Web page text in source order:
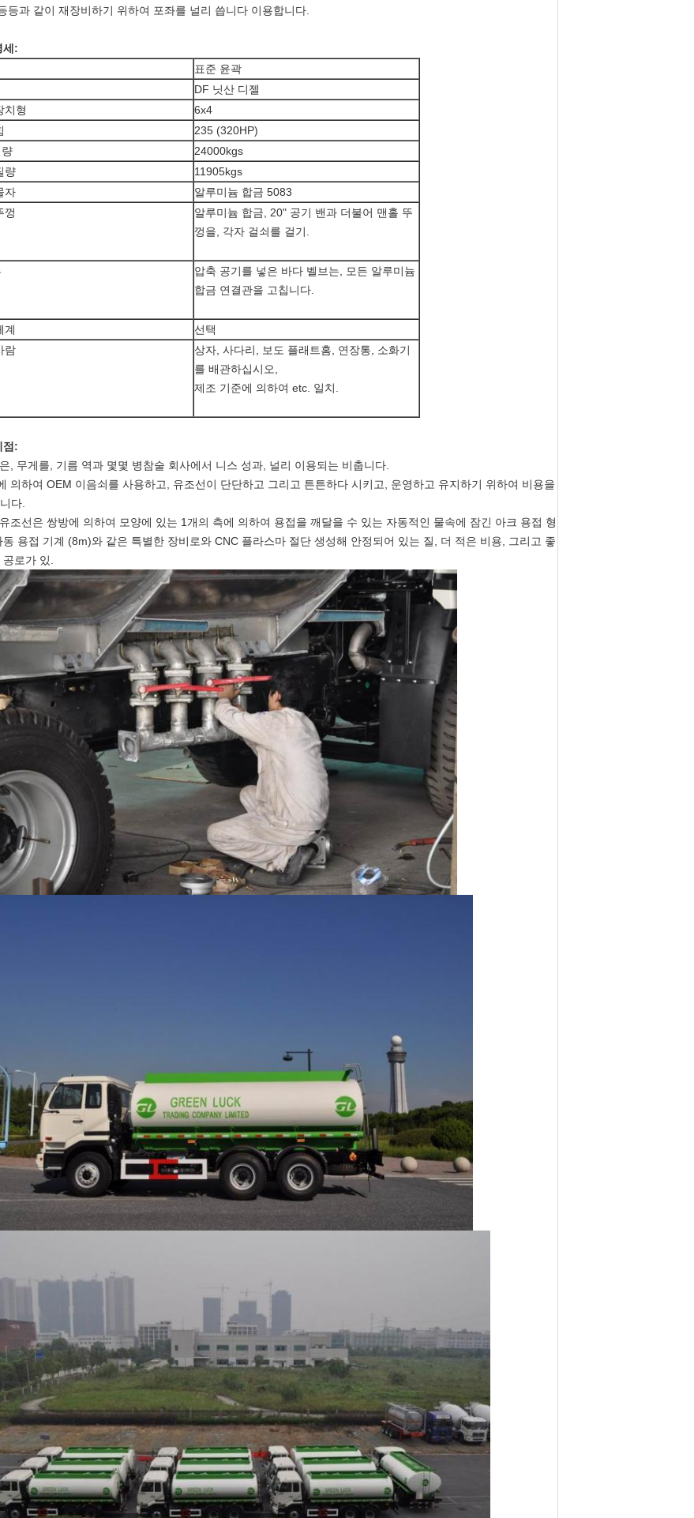
등과 같이 재장비하기 위하여 포좌를 널리 씁니다 이용합니다.
세:
표준 윤곽
DF 닛산 디젤
치형
6x4
235 (320HP)
24000kgs
량
11905kgs
자
알루미늄 합금 5083
껑
알루미늄 합금, 20" 공기 밴과 더불어 맨홀 뚜
껑을, 각자 걸쇠를 걸기.
압축 공기를 넣은 바다 벨브는, 모든 알루미늄
합금 연결관을 고칩니다.
계
선택
람
상자, 사다리, 보도 플래트홈, 연장통, 소화기
를 배관하십시오,
제조 기준에 의하여 etc. 일치.
점:
, 무게를, 기름 역과 몇몇 병참술 회사에서 니스 성과, 널리 이용되는 비춥니다.
의하여 OEM 이음쇠를 사용하고, 유조선이 단단하고 그리고 튼튼하다 시키고, 운영하고 유지하기 위하여 비용을
다.
조선은 쌍방에 의하여 모양에 있는 1개의 측에 의하여 용접을 깨달을 수 있는 자동적인 물속에 잠긴 아크 용접 형
동 용접 기계 (8m)와 같은 특별한 장비로와 CNC 플라스마 절단 생성해 안정되어 있는 질, 더 적은 비용, 그리고 좋
로가 있.